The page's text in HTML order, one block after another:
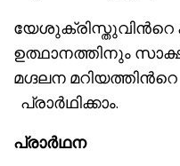
ഉത്ഥാനത്തിനും
മഗ്ദലന
പ്രാർഥിക്കാം.
പ്രാർഥന